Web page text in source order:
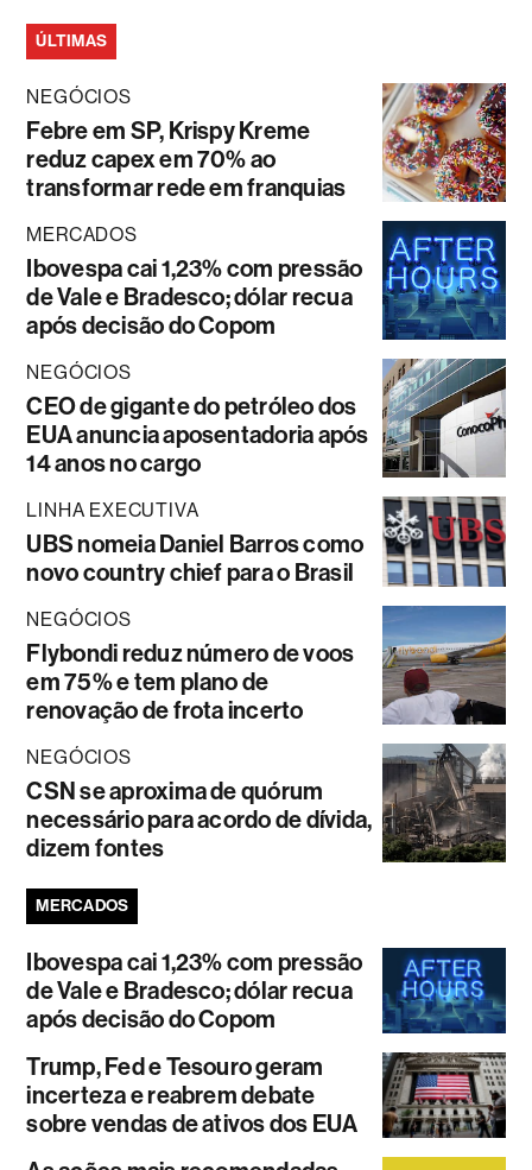
ÚLTIMAS
NEGÓCIOS
Febre em SP, Krispy Kreme
reduz capex em 70% ao
transformar rede em franquias
MERCADOS
Ibovespa cai 1,23% com pressão
de Vale e Bradesco; dólar recua
após decisão do Copom
NEGÓCIOS
CEO de gigante do petróleo dos
EUA anuncia aposentadoria após
14 anos no cargo
LINHA EXECUTIVA
UBS nomeia Daniel Barros como
novo country chief para o Brasil
NEGÓCIOS
Flybondi reduz número de voos
em 75% e tem plano de
renovação de frota incerto
NEGÓCIOS
CSN se aproxima de quórum
necessário para acordo de dívida,
dizem fontes
MERCADOS
Ibovespa cai 1,23% com pressão
de Vale e Bradesco; dólar recua
após decisão do Copom
Trump, Fed e Tesouro geram
incerteza e reabrem debate
sobre vendas de ativos dos EUA